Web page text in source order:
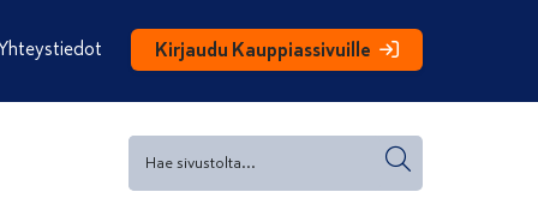
Kirjaudu Kauppiassivuille